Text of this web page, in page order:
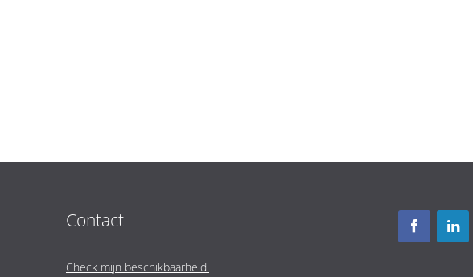
Contact
Check mijn beschikbaarheid.